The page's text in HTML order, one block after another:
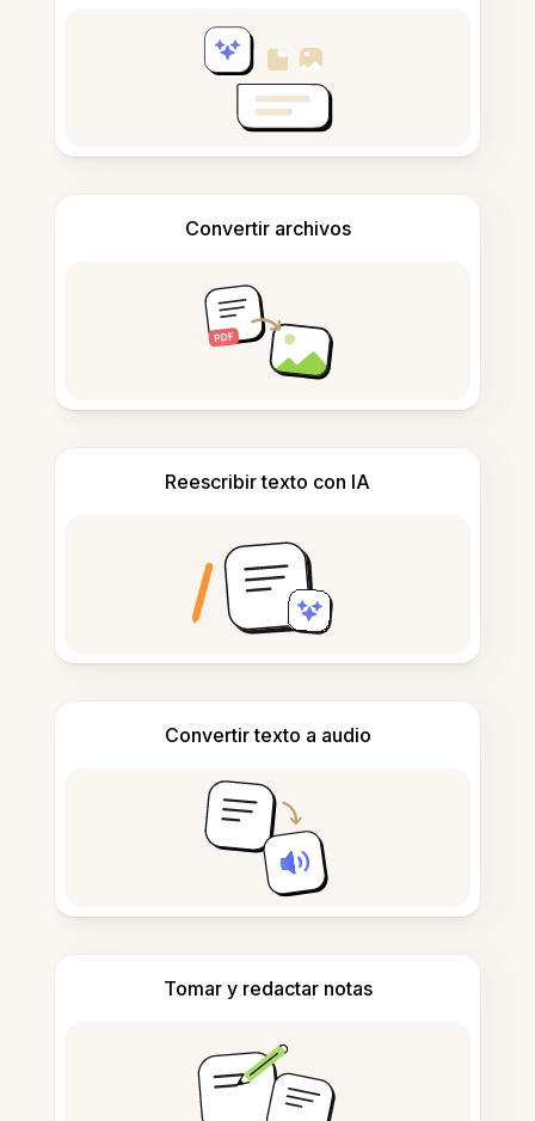
Convertir archivos
Reescribir texto con IA
Convertir texto a audio
Tomar y redactar notas